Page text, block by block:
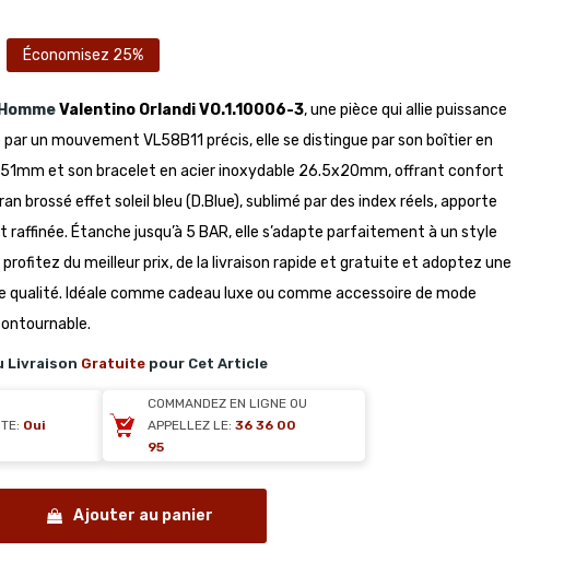
Économisez 25%
Valentino Orlandi VO.1.10006-3, une pièce qui allie puissance
un mouvement VL58B11 précis, elle se distingue par son boîtier en
et son bracelet en acier inoxydable 26.5x20mm, offrant confort
brossé effet soleil bleu (D.Blue), sublimé par des index réels, apporte
Étanche jusqu’à 5 BAR, elle s’adapte parfaitement à un style
profitez du meilleur prix, de la livraison rapide et gratuite et adoptez une
Idéale comme cadeau luxe ou comme accessoire de mode
Livraison Gratuite pour Cet Article
Oui
COMMANDEZ EN LIGNE OU
APPELLEZ LE: 36 36 00
95
Ajouter au panier